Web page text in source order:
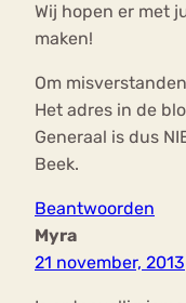
Wij hopen er met
maken!
Om
Het adres in de
Generaal is dus
Beek.
Beantwoorden
Myra
21 november, 2013